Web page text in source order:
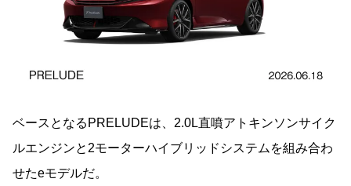
ベースとなるPRELUDEは、2.0L直噴アトキンソンサイク
ルエンジンと2モーターハイブリッドシステムを組み合わ
せたeモデルだ。